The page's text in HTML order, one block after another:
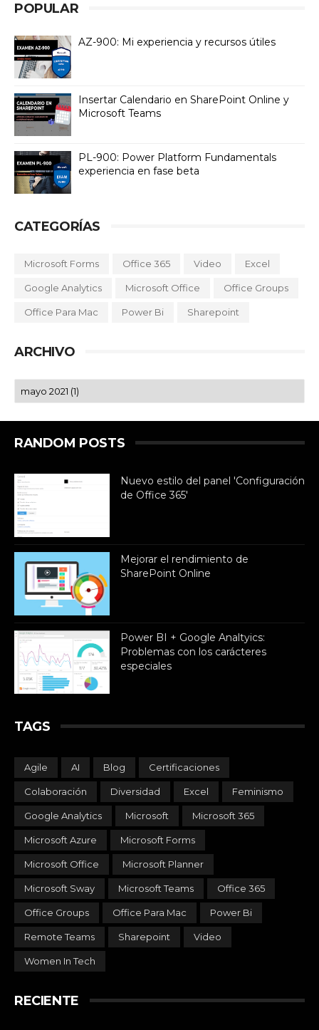
POPULAR
AZ-900: Mi experiencia y recursos útiles
Insertar Calendario en SharePoint Online y
Microsoft Teams
PL-900: Power Platform Fundamentals
experiencia en fase beta
CATEGORÍAS
Microsoft Forms Office 365 Video Excel
Google Analytics Microsoft Office Office Groups
Office Para Mac Power Bi Sharepoint
ARCHIVO
RANDOM POSTS
Nuevo estilo del panel 'Configuración
de Office 365'
Mejorar el rendimiento de
SharePoint Online
Power BI + Google Analtyics:
Problemas con los carácteres
especiales
TAGS
Agile AI Blog Certificaciones
Colaboración Diversidad Excel Feminismo
Google Analytics Microsoft Microsoft 365
Microsoft Azure Microsoft Forms
Microsoft Office Microsoft Planner
Microsoft Sway Microsoft Teams Office 365
Office Groups Office Para Mac Power Bi
Remote Teams Sharepoint Video
Women In Tech
RECIENTE